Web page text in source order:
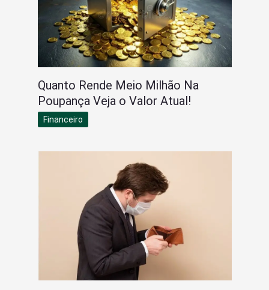
Quanto Rende Meio Milhão Na
Poupança Veja o Valor Atual!
Financeiro